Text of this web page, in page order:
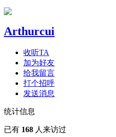
Arthurcui
收听TA
加为好友
给我留言
打个招呼
发送消息
统计信息
已有 168 人来访过